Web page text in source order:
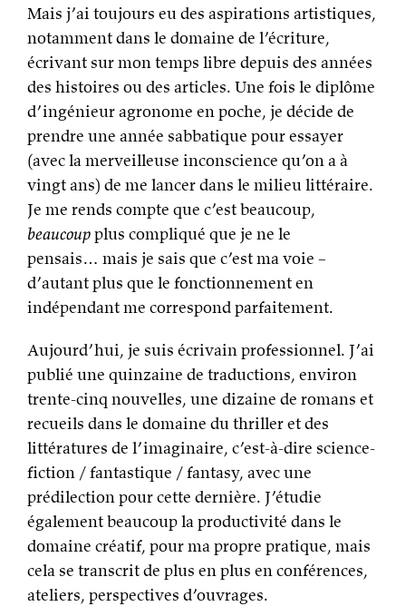
Mais j’ai toujours eu des aspirations artistiques,
notamment dans le domaine de l’écriture,
écrivant sur mon temps libre depuis des années
des histoires ou des articles. Une fois le diplôme
d’ingénieur agronome en poche, je décide de
prendre une année sabbatique pour essayer
(avec la merveilleuse inconscience qu’on a à
vingt ans) de me lancer dans le milieu littéraire.
Je me rends compte que c’est beaucoup,
beaucoupplus compliqué que je ne le
pensais… mais je sais que c’est ma voie –
d’autant plus que le fonctionnement en
indépendant me correspond parfaitement.
Aujourd’hui, je suis écrivain professionnel. J’ai
publié une quinzaine de traductions, environ
trente-cinq nouvelles, une dizaine de romans et
recueils dans le domaine du thriller et des
littératures de l’imaginaire, c’est-à-dire science-
fiction / fantastique / fantasy, avec une
prédilection pour cette dernière. J’étudie
également beaucoup la productivité dans le
domaine créatif, pour ma propre pratique, mais
cela se transcrit de plus en plus en conférences,
ateliers, perspectives d’ouvrages.